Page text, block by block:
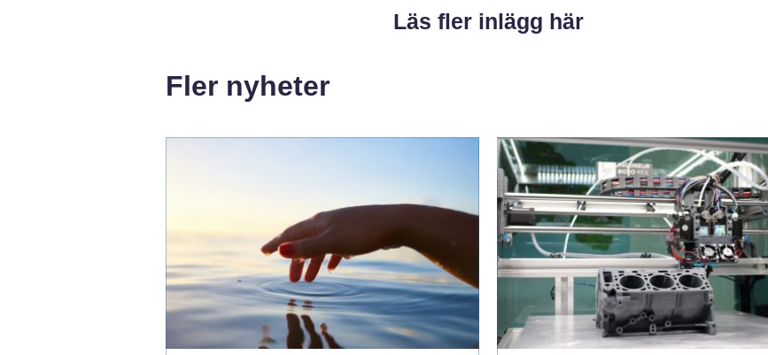
Läs fler inlägg här
Fler nyheter